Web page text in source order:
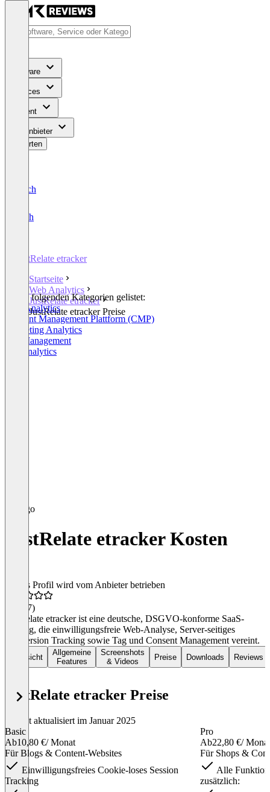
Software
Services
Content
Für Anbieter
Bewerten
Deutsch
English
JustRelate etracker
Startseite
Web Analytics
JustRelate etracker
JustRelate etracker Preise
In den folgenden Kategorien gelistet:
Web Analytics
Consent Management Plattform (CMP)
Marketing Analytics
Tag Management
HR Analytics
JustRelate etracker Kosten
Dieses Profil wird vom Anbieter betrieben
(97)
JustRelate etracker ist eine deutsche, DSGVO-konforme SaaS-
Lösung, die einwilligungsfreie Web-Analyse, Server-seitiges
Conversion Tracking sowie Tag und Consent Management vereint.
Übersicht
Allgemeine
Features
Screenshots
& Videos
Preise Downloads Reviews
JustRelate etracker Preise
Zuletzt aktualisiert im Januar 2025
Basic
Ab10,80 €/ Monat
Für Blogs & Content-Websites
Einwilligungsfreies Cookie-loses Session
Tracking
Pro
Ab22,80 €/ Monat
Für Shops &
Alle
zusätzlich: